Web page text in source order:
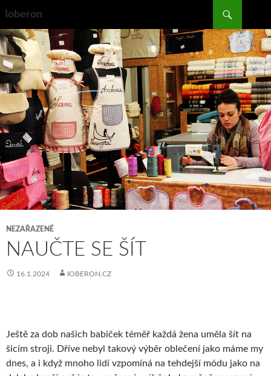
Ioberon
TO
CONTENT
NEZAŘAZENÉ
NAUČTE SE ŠÍT
16.1.2024 IOBERON.CZ
Ještě za dob našich babiček téměř každá žena uměla šít na
šicím stroji. Dříve nebyl takový výběr oblečení jako máme my
dnes, a i když mnoho lidí vzpomíná na tehdejší módu jako na